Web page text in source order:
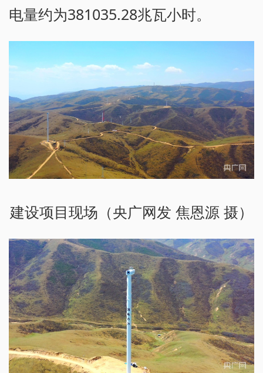
电量约为381035.28兆瓦小时。
建设项目现场（央广网发 焦恩源 摄）